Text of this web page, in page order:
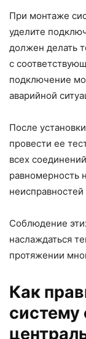
При монтаже
уделите
должен делать
с
подключение
аварийной
После
провести ее
всех
равномерность
Соблюдение
наслаждаться
протяжении
Как
систему